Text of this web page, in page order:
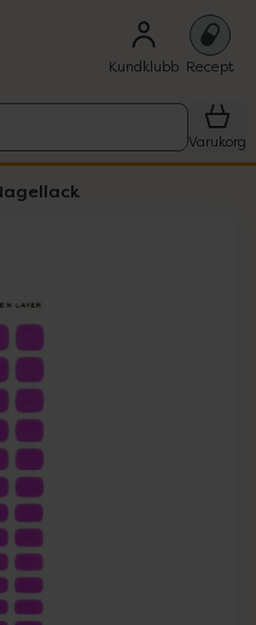
Kundklubb Recept
Varukorg